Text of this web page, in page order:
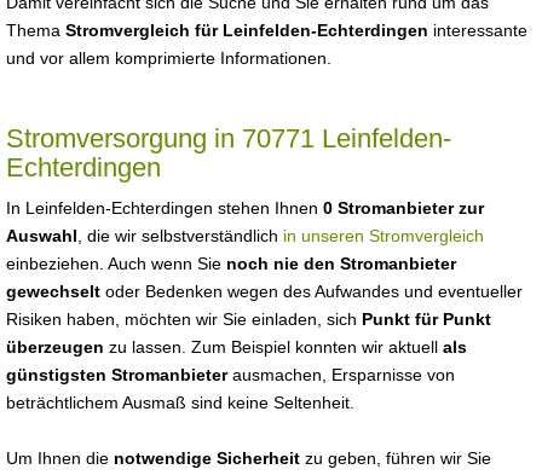
Thema Stromvergleich für Leinfelden-Echterdingen interessante
und vor allem komprimierte Informationen.
Stromversorgung in 70771 Leinfelden-
Echterdingen
In Leinfelden-Echterdingen stehen Ihnen 0 Stromanbieter zur
Auswahl , die wir selbstverständlich in unseren Stromvergleich
einbeziehen. Auch wenn Sie noch nie den Stromanbieter
gewechselt oder Bedenken wegen des Aufwandes und eventueller
Risiken haben, möchten wir Sie einladen, sich Punkt für Punkt
überzeugen zu lassen. Zum Beispiel konnten wir aktuell als
günstigsten Stromanbieterausmachen, Ersparnisse von
beträchtlichem Ausmaß sind keine Seltenheit.
Um Ihnen die notwendige Sicherheit zu geben, führen wir Sie